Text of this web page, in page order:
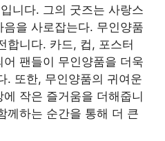
니다. 그의 굿즈는 사랑스
을 사로잡는다. 무인양품
합니다. 카드, 컵, 포스터
팬들이 무인양품을 더욱
. 또한, 무인양품의 귀여운
작은 즐거움을 더해줍니
께하는 순간을 통해 더 큰